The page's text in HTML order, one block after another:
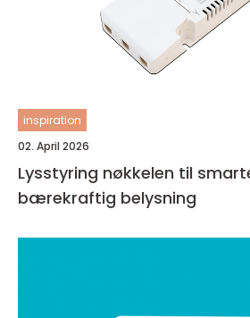
inspiration
02. April 2026
Lysstyring nøkkelen til smartere og mer
bærekraftig belysning